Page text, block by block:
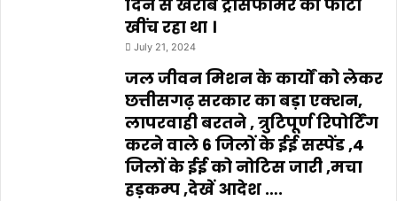
दिन से खराब ट्रांसफार्मर की फोटो
खींच रहा था ।
July 21, 2024
जल जीवन मिशन के कार्यों को लेकर
छत्तीसगढ़ सरकार का बड़ा एक्शन,
लापरवाही बरतने , त्रुटिपूर्ण रिपोर्टिंग
करने वाले 6 जिलों के ईई सस्पेंड ,4
जिलों के ईई को नोटिस जारी ,मचा
हड़कम्प ,देखें आदेश ….